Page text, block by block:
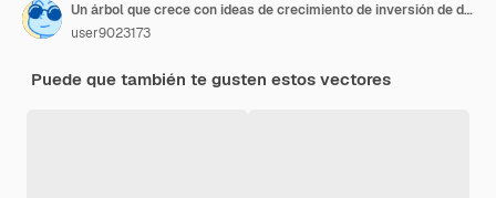
Un árbol que crece con ideas de crecimiento de inversión de dinero.
user9023173
Puede que también te gusten estos vectores